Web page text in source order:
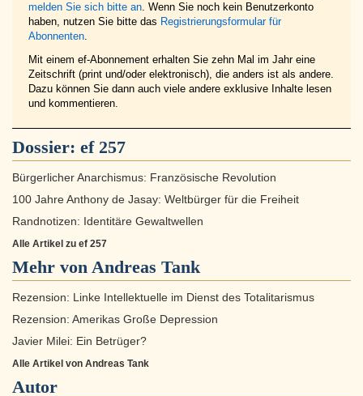
melden Sie sich bitte an. Wenn Sie noch kein Benutzerkonto
haben, nutzen Sie bitte das Registrierungsformular für
Abonnenten.
Mit einem ef-Abonnement erhalten Sie zehn Mal im Jahr eine
Zeitschrift (print und/oder elektronisch), die anders ist als andere.
Dazu können Sie dann auch viele andere exklusive Inhalte lesen
und kommentieren.
Dossier: ef 257
Bürgerlicher Anarchismus: Französische Revolution
100 Jahre Anthony de Jasay: Weltbürger für die Freiheit
Randnotizen: Identitäre Gewaltwellen
Alle Artikel zu ef 257
Mehr von Andreas Tank
Rezension: Linke Intellektuelle im Dienst des Totalitarismus
Rezension: Amerikas Große Depression
Javier Milei: Ein Betrüger?
Alle Artikel von Andreas Tank
Autor